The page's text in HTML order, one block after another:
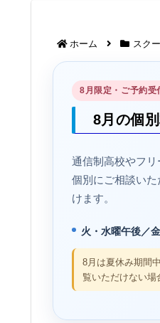
ホーム スク
8月限定・ご予約受
8月の個
通信制高校やフ
個別にご相談い
けます。
火・水曜午後／
8月は夏休み期間
覧いただけない場